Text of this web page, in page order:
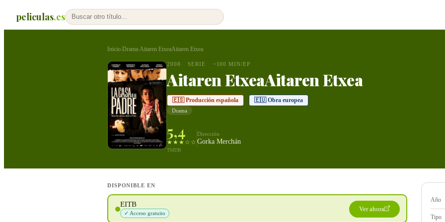
peliculas.es
Inicio›Drama›Aitaren EtxeaAitaren Etxea
2008 SERIE ~100 MIN/EP
Aitaren EtxeaAitaren Etxea
🇪🇸 Producción española 🇪🇺 Obra europea
Drama
5,4
★★★☆☆
TMDB
Dirección
Gorka Merchán
DISPONIBLE EN
EITB
✓ Acceso gratuito
Ver ahora
Año
Tipo